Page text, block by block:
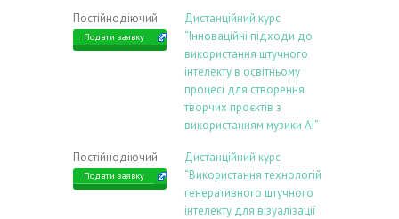
Постійнодіючий
Подати заявку
Дистанційний курс
“Інноваційні підходи до
використання штучного
інтелекту в освітньому
процесі для створення
творчих проєктів з
використанням музики АІ”
Постійнодіючий
Подати заявку
Дистанційний курс
“Використання технологій
генеративного штучного
інтелекту для візуалізації